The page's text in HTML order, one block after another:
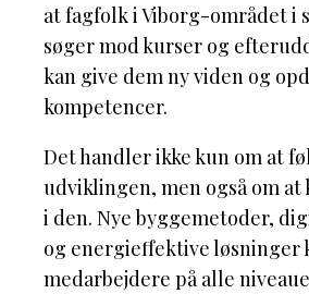
at fagfolk i Viborg-området i
søger mod kurser og
kan give dem ny viden og
kompetencer.
Det handler ikke kun om at
udviklingen, men også om at
i den. Nye byggemetoder,
og energieffektive løsninger
medarbejdere på alle